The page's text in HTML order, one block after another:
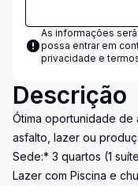
As informações
possa entrar em
privacidade e
Descrição
Ótima oportunidade de
asfalto, lazer ou
Sede:* 3 quartos (1
Lazer com Piscina e